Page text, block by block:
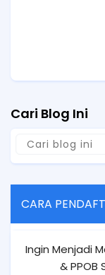
Cari Blog Ini
CARA
Ingin Menjadi
& PPOB